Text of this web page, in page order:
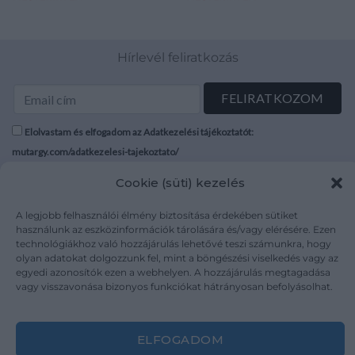
Cookie (süti) kezelés
A legjobb felhasználói élmény biztosítása érdekében sütiket
használunk az eszközinformációk tárolására és/vagy elérésére. Ezen
technológiákhoz való hozzájárulás lehetővé teszi számunkra, hogy
olyan adatokat dolgozzunk fel, mint a böngészési viselkedés vagy az
egyedi azonosítók ezen a webhelyen. A hozzájárulás megtagadása
vagy visszavonása bizonyos funkciókat hátrányosan befolyásolhat.
ELFOGADOM
Hírlevél feliratkozás
Elolvastam és elfogadom az Adatkezelési tájékoztatót:
mutargy.com/adatkezelesi-tajekoztato/
Médiaajánlat
Karrier
Kapcsolat
Áraink
ÁSZF
Adatvédelem
Impresszum